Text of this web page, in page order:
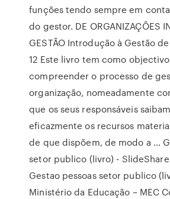
funções tendo sempre em
do gestor. DE ORGANIZAÇÕES
GESTÃO Introdução à Gestão
12 Este livro tem como
compreender o processo de
organização, nomeadamente
que os seus responsáveis
eficazmente os recursos
de que dispõem, de modo a …
setor publico (livro) - SlideShare
Gestao pessoas setor publico
Ministério da Educação – MEC